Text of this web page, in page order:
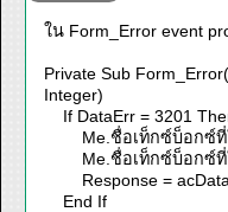
ใน Form_Error event
Private Sub
Integer)
If DataErr = 3201
Me.ชื่อเท็กซ์บ็อกซ์ที่ใ
Me.ชื่อเท็กซ์บ็อกซ์ที่ใ
Response =
End If